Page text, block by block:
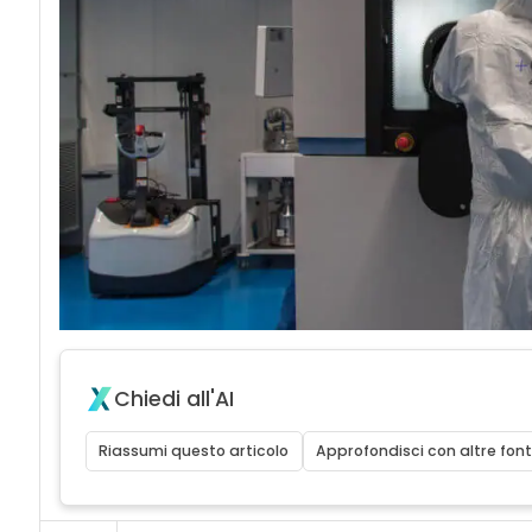
Chiedi all'AI
Riassumi questo articolo Approfondisci con altre